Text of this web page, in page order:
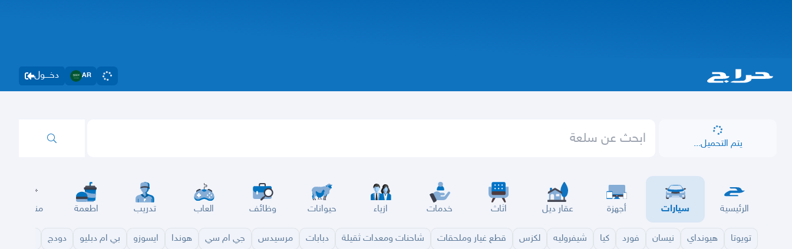
دخــــول AR
يتم التحميل...
الرئيسية سيارات أجهزة عقار ديل اثاث خدمات ازياء حيوانات وظائف العاب تدريب اطعمة مناسبات
تويوتا هيونداي نيسان فورد كيا شيفروليه لكزس قطع غيار وملحقات شاحنات ومعدات ثقيلة دبابات مرسيدس جي ام سي هوندا ايسوزو بي ام دبليو دودج